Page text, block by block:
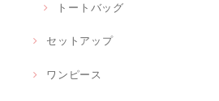
トートバッグ
セットアップ
ワンピース